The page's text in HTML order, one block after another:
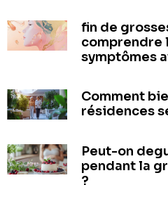
fin de
comprendre
symptômes
Comment
résidences
Peut-on
pendant la
?